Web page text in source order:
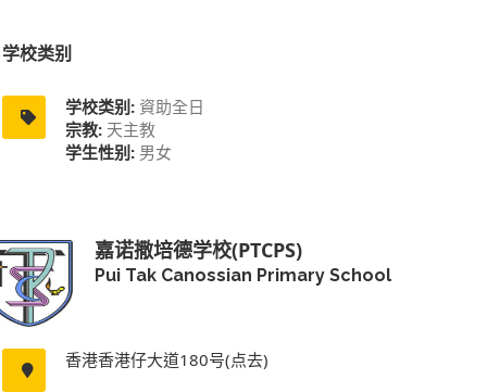
学校类别
学校类别: 資助全日
宗教: 天主教
学生性别: 男女
嘉诺撒培德学校(PTCPS)
Pui Tak Canossian Primary School
香港香港仔大道180号(点去)